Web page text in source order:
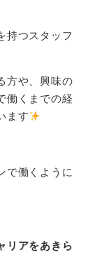
持つスタッフ
方や、興味の
働くまでの経
ます
で働くように
リアをあきら